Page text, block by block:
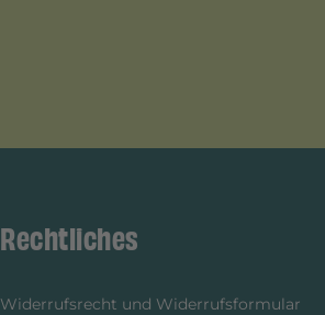
Rechtliches
Widerrufsrecht und Widerrufsformular